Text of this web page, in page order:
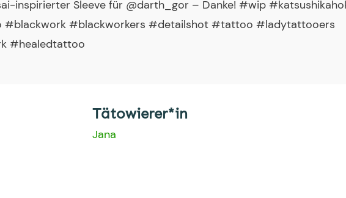
inspirierter Sleeve für @darth_gor – Danke! #wip
#blackworkers #detailshot #tattoo #ladytattooers
#healedtattoo
Tätowierer*in
Jana